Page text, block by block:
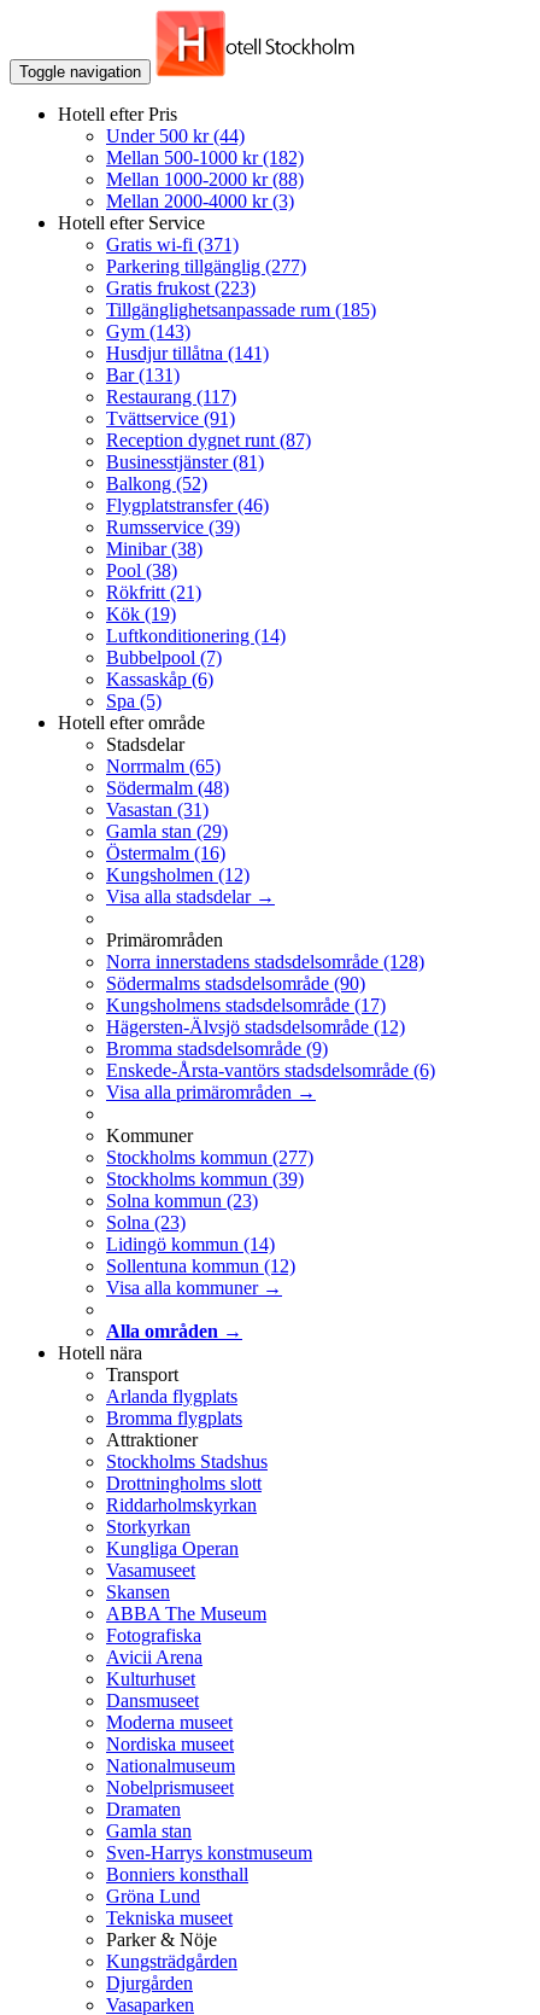
Toggle navigation
Hotell efter Pris
Under 500 kr(44)
Mellan 500-1000 kr(182)
Mellan 1000-2000 kr(88)
Mellan 2000-4000 kr(3)
Hotell efter Service
Gratis wi-fi (371)
Parkering tillgänglig (277)
Gratis frukost (223)
Tillgänglighetsanpassade rum (185)
Gym (143)
Husdjur tillåtna (141)
Bar(131)
Restaurang (117)
Tvättservice (91)
Reception dygnet runt (87)
Businesstjänster(81)
Balkong (52)
Flygplatstransfer(46)
Rumsservice (39)
Minibar(38)
Pool (38)
Rökfritt (21)
Kök (19)
Luftkonditionering (14)
Bubbelpool (7)
Kassaskåp (6)
Spa (5)
Hotell efter område
Stadsdelar
Norrmalm (65)
Södermalm (48)
Vasastan (31)
Gamla stan (29)
Östermalm (16)
Kungsholmen (12)
Visa alla stadsdelar →
Primärområden
Norra innerstadens stadsdelsområde (128)
Södermalms stadsdelsområde (90)
Kungsholmens stadsdelsområde (17)
Hägersten-Älvsjö stadsdelsområde (12)
Bromma stadsdelsområde (9)
Enskede-Årsta-vantörs stadsdelsområde (6)
Visa alla primärområden →
Kommuner
Stockholms kommun (277)
Stockholms kommun (39)
Solna kommun (23)
Solna (23)
Lidingö kommun (14)
Sollentuna kommun (12)
Visa alla kommuner →
Alla områden →
Hotell nära
Transport
Arlanda flygplats
Bromma flygplats
Attraktioner
Stockholms Stadshus
Drottningholms slott
Riddarholmskyrkan
Storkyrkan
Kungliga Operan
Vasamuseet
Skansen
ABBA The Museum
Fotografiska
Avicii Arena
Kulturhuset
Dansmuseet
Moderna museet
Nordiska museet
Nationalmuseum
Nobelprismuseet
Dramaten
Gamla stan
Sven-Harrys konstmuseum
Bonniers konsthall
Gröna Lund
Tekniska museet
Parker & Nöje
Kungsträdgården
Djurgården
Vasaparken